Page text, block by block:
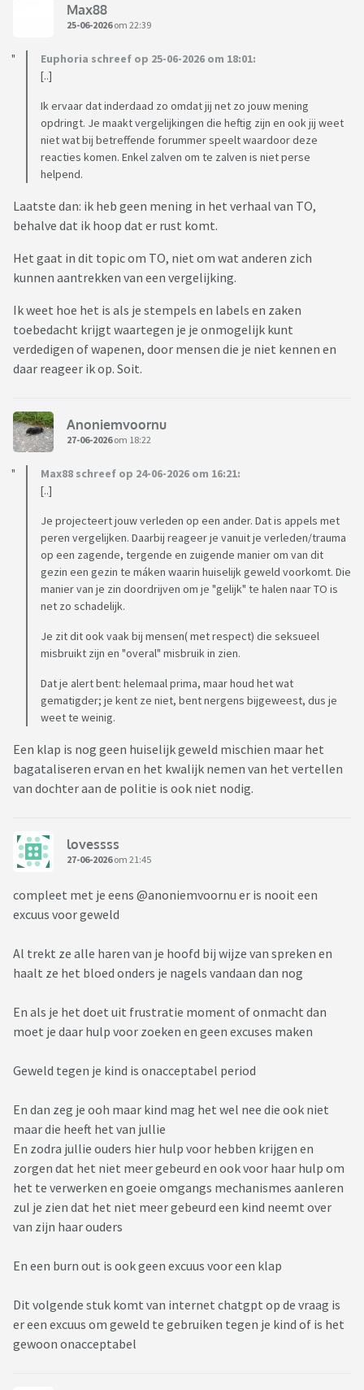
Max88
25-06-2026om 22:39
Euphoria schreef op 25-06-2026 om 18:01:
[..]
Ik ervaar dat inderdaad zo omdat jij net zo jouw mening
opdringt. Je maakt vergelijkingen die heftig zijn en ook jij weet
niet wat bij betreffende forummer speelt waardoor deze
reacties komen. Enkel zalven om te zalven is niet perse
helpend.
Laatste dan: ik heb geen mening in het verhaal van TO,
behalve dat ik hoop dat er rust komt.
Het gaat in dit topic om TO, niet om wat anderen zich
kunnen aantrekken van een vergelijking.
Ik weet hoe het is als je stempels en labels en zaken
toebedacht krijgt waartegen je je onmogelijk kunt
verdedigen of wapenen, door mensen die je niet kennen en
daar reageer ik op. Soit.
Anoniemvoornu
27-06-2026om 18:22
Max88 schreef op 24-06-2026 om 16:21:
[..]
Je projecteert jouw verleden op een ander. Dat is appels met
peren vergelijken. Daarbij reageer je vanuit je verleden/trauma
op een zagende, tergende en zuigende manier om van dit
gezin een gezin te máken waarin huiselijk geweld voorkomt. Die
manier van je zin doordrijven om je "gelijk" te halen naar TO is
net zo schadelijk.
Je zit dit ook vaak bij mensen( met respect) die seksueel
misbruikt zijn en "overal" misbruik in zien.
Dat je alert bent: helemaal prima, maar houd het wat
gematigder; je kent ze niet, bent nergens bijgeweest, dus je
weet te weinig.
Een klap is nog geen huiselijk geweld mischien maar het
bagataliseren ervan en het kwalijk nemen van het vertellen
van dochter aan de politie is ook niet nodig.
lovessss
27-06-2026om 21:45
compleet met je eens @anoniemvoornu er is nooit een
excuus voor geweld
Al trekt ze alle haren van je hoofd bij wijze van spreken en
haalt ze het bloed onders je nagels vandaan dan nog
En als je het doet uit frustratie moment of onmacht dan
moet je daar hulp voor zoeken en geen excuses maken
Geweld tegen je kind is onacceptabel period
En dan zeg je ooh maar kind mag het wel nee die ook niet
maar die heeft het van jullie
En zodra jullie ouders hier hulp voor hebben krijgen en
zorgen dat het niet meer gebeurd en ook voor haar hulp om
het te verwerken en goeie omgangs mechanismes aanleren
zul je zien dat het niet meer gebeurd een kind neemt over
van zijn haar ouders
En een burn out is ook geen excuus voor een klap
Dit volgende stuk komt van internet chatgpt op de vraag is
er een excuus om geweld te gebruiken tegen je kind of is het
gewoon onacceptabel